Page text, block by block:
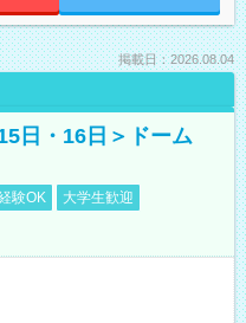
掲載日：2026.08.04
日・16日＞ドーム
験OK
大学生歓迎